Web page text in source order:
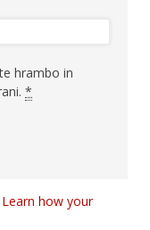
hrambo in
*
Learn how your